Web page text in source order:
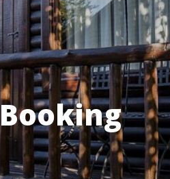
Booking